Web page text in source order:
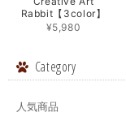
Rabbit【3color】
¥5,980
Category
人気商品